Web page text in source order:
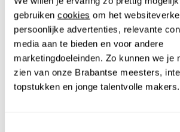
gebruiken cookies om het
persoonlijke advertenties, relevante
media aan te bieden en voor andere
marketingdoeleinden. Zo kunnen we je
zien van onze Brabantse meesters,
topstukken en jonge talentvolle makers.
DOWNLOAD DE
Kom je binnenkort naar het